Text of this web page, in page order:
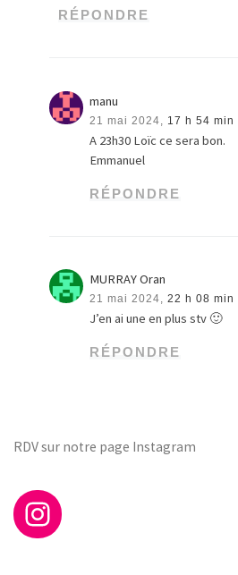
RÉPONDRE
manu
21 mai 2024, 17 h 54 min
A 23h30 Loïc ce sera bon.
Emmanuel
RÉPONDRE
MURRAY Oran
21 mai 2024, 22 h 08 min
J’en ai une en plus stv 🙂
RÉPONDRE
RDV sur notre page Instagram